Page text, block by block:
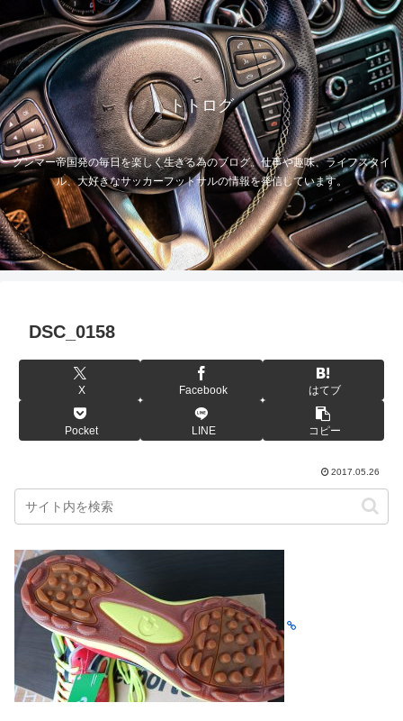
トトログ
グンマー帝国発の毎日を楽しく生きる為のブログ。仕事や趣味、ライフスタイ
ル、大好きなサッカーフットサルの情報を発信しています。
DSC_0158
X Facebook はてブ
Pocket LINE コピー
2017.05.26